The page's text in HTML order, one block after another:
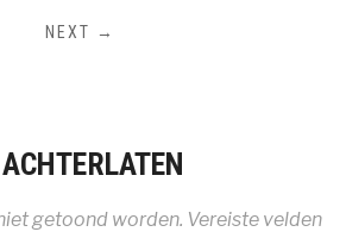
NEXT →
getoond worden. Vereiste velden